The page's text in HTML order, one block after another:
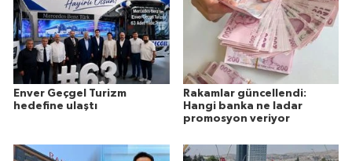
Enver Geçgel Turizm
hedefine ulaştı
Rakamlar güncellendi:
Hangi banka ne ladar
promosyon veriyor